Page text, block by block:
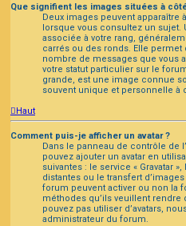
Que signifient les images situées à
Deux images peuvent apparaître
lorsque vous consultez un sujet.
associée à votre rang,
carrés ou des ronds. Elle permet
nombre de messages que vous
votre statut particulier sur le
grande, est une image connue
souvent unique et personnelle à
Haut
Comment puis-je afficher un avatar ?
Dans le panneau de contrôle de
pouvez ajouter un avatar en
suivantes : le service « Gravatar
distantes ou le transfert
forum peuvent activer ou non la
méthodes qu’ils veuillent rendre
pouvez pas utiliser d’avatars,
administrateur du forum.